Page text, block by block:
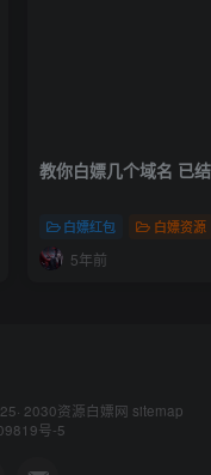
教你白嫖几个域名 已
白嫖红包 白嫖资源
5年前
2030资源白嫖网 sitemap
号-5